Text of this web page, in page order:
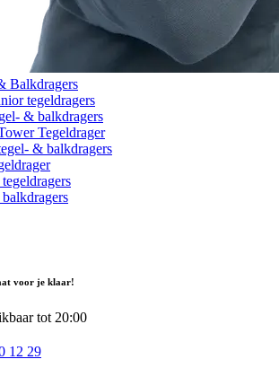
Balkdragers
tegeldragers
& balkdragers
Tegeldrager
& balkdragers
voor je klaar!
tot 20:00
12 29